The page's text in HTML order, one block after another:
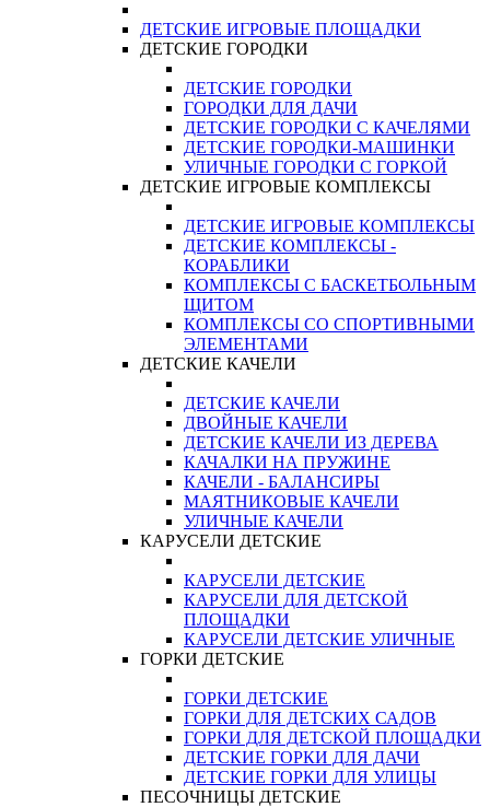
ДЕТСКИЕ ИГРОВЫЕ ПЛОЩАДКИ
ДЕТСКИЕ ГОРОДКИ
ДЕТСКИЕ ГОРОДКИ
ГОРОДКИ ДЛЯ ДАЧИ
ДЕТСКИЕ ГОРОДКИ С КАЧЕЛЯМИ
ДЕТСКИЕ ГОРОДКИ-МАШИНКИ
УЛИЧНЫЕ ГОРОДКИ С ГОРКОЙ
ДЕТСКИЕ ИГРОВЫЕ КОМПЛЕКСЫ
ДЕТСКИЕ ИГРОВЫЕ КОМПЛЕКСЫ
ДЕТСКИЕ КОМПЛЕКСЫ -
КОРАБЛИКИ
КОМПЛЕКСЫ С БАСКЕТБОЛЬНЫМ
ЩИТОМ
КОМПЛЕКСЫ СО СПОРТИВНЫМИ
ЭЛЕМЕНТАМИ
ДЕТСКИЕ КАЧЕЛИ
ДЕТСКИЕ КАЧЕЛИ
ДВОЙНЫЕ КАЧЕЛИ
ДЕТСКИЕ КАЧЕЛИ ИЗ ДЕРЕВА
КАЧАЛКИ НА ПРУЖИНЕ
КАЧЕЛИ - БАЛАНСИРЫ
МАЯТНИКОВЫЕ КАЧЕЛИ
УЛИЧНЫЕ КАЧЕЛИ
КАРУСЕЛИ ДЕТСКИЕ
КАРУСЕЛИ ДЕТСКИЕ
КАРУСЕЛИ ДЛЯ ДЕТСКОЙ
ПЛОЩАДКИ
КАРУСЕЛИ ДЕТСКИЕ УЛИЧНЫЕ
ГОРКИ ДЕТСКИЕ
ГОРКИ ДЕТСКИЕ
ГОРКИ ДЛЯ ДЕТСКИХ САДОВ
ГОРКИ ДЛЯ ДЕТСКОЙ ПЛОЩАДКИ
ДЕТСКИЕ ГОРКИ ДЛЯ ДАЧИ
ДЕТСКИЕ ГОРКИ ДЛЯ УЛИЦЫ
ПЕСОЧНИЦЫ ДЕТСКИЕ